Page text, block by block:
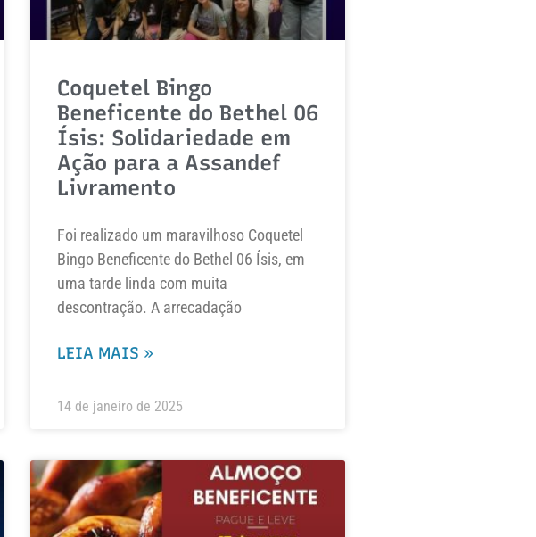
Coquetel Bingo
Beneficente do Bethel 06
Ísis: Solidariedade em
Ação para a Assandef
Livramento
Foi realizado um maravilhoso Coquetel
Bingo Beneficente do Bethel 06 Ísis, em
uma tarde linda com muita
descontração. A arrecadação
LEIA MAIS »
14 de janeiro de 2025